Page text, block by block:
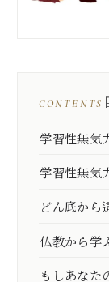
CONTENTS
学習性無気
学習性無気
どん底から
仏教から学
もしあなた